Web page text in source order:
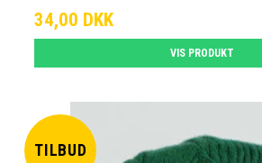
34,00 DKK
VIS PRODUKT
TILBUD